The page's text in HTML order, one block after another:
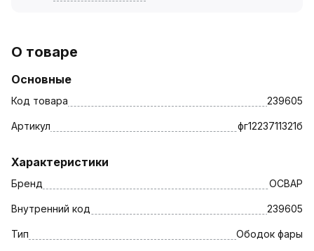
О товаре
Основные
Код товара 239605
Артикул фг1223711321б
Характеристики
Бренд ОСВАР
Внутренний код 239605
Тип Ободок фары